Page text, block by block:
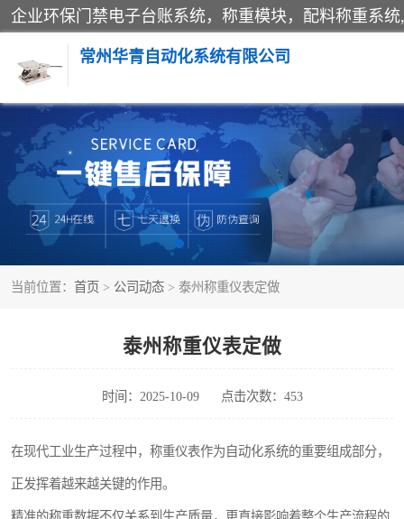
常州华青自动化系统有限公司
当前位置： 首页 > 公司动态 > 泰州称重仪表定做
泰州称重仪表定做
时间：2025-10-09 点击次数：453
在现代工业生产过程中，称重仪表作为自动化系统的重要组成部分，
正发挥着越来越关键的作用。
称重模块
手工配料系统
自动化配料系统
屠宰轨道秤
移动源环保门禁电子台账系统